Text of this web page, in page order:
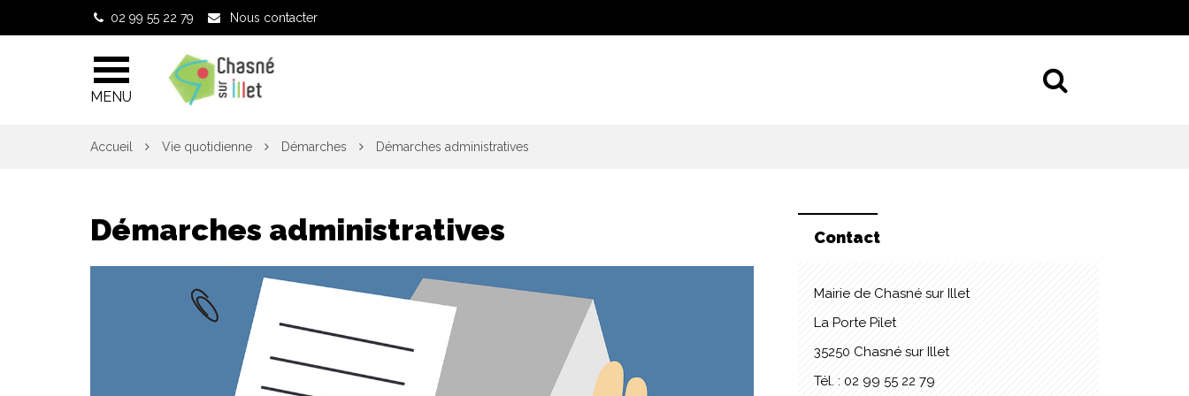
02 99 55 22 79 Nous contacter
MENU
Accueil Vie quotidienne Démarches Démarches administratives
Démarches administratives Contact
Mairie de Chasné sur Illet
La Porte Pilet
35250 Chasné sur Illet
Tél. : 02 99 55 22 79